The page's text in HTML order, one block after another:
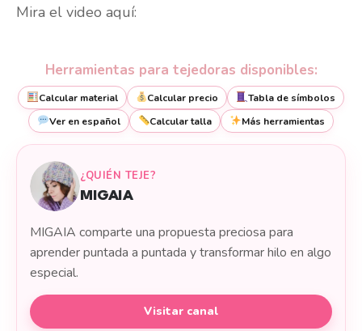
Mira el video aquí:
Herramientas para tejedoras disponibles:
Calcular material Calcular precio
Tabla de símbolos
Ver en español
Calcular talla Más herramientas
¿QUIÉN TEJE?
MIGAIA
MIGAIA comparte una propuesta preciosa para
aprender puntada a puntada y transformar hilo en algo
especial.
Visitar canal